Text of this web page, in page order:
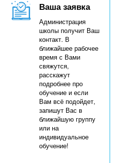
Ваша заявка
Администрация
школы получит Ваш
контакт. В
ближайшее рабочее
время с Вами
свяжутся,
расскажут
подробнее про
обучение и если
Вам всё подойдет,
запишут Вас в
ближайшую группу
или на
индивидуальное
обучение!